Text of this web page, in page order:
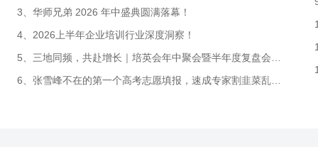
3、华师兄弟 2026 年中盛典圆满落幕！
4、2026上半年企业培训行业深度洞察！
5、三地同频，共赴增长｜培英会年中聚会暨半年度复盘会圆
6、张雪峰不在的第一个高考志愿填报，速成专家割韭菜乱象